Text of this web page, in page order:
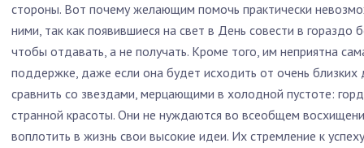
стороны. Вот почему желающим помочь практически
ними, так как появившиеся на свет в День совести в гораздо
чтобы отдавать, а не получать. Кроме того, им неприятна
поддержке, даже если она будет исходить от очень
сравнить со звездами, мерцающими в холодной пустоте:
странной красоты. Они не нуждаются во всеобщем
воплотить в жизнь свои высокие идеи. Их стремление к